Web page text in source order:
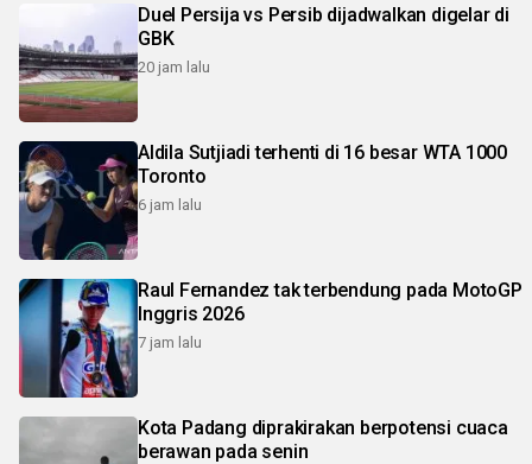
Duel Persija vs Persib dijadwalkan digelar di
GBK
20 jam lalu
Aldila Sutjiadi terhenti di 16 besar WTA 1000
Toronto
6 jam lalu
Raul Fernandez tak terbendung pada MotoGP
Inggris 2026
7 jam lalu
Kota Padang diprakirakan berpotensi cuaca
berawan pada senin